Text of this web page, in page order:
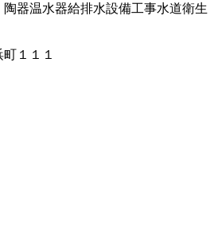
陶器温水器給排水設備工事水道衛生
１１１